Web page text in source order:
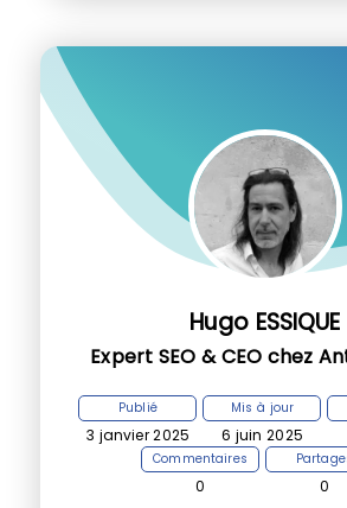
Hugo ESSIQUE
Expert SEO & CEO chez
Publié
3 janvier 2025
Mis à jour
6 juin 2025
Commentaires
0 0